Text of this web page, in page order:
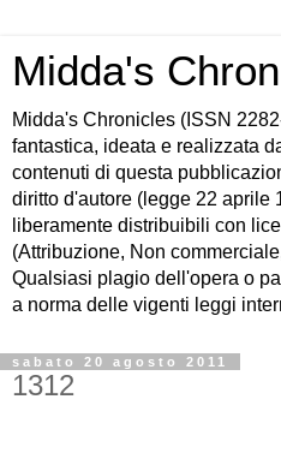
Midda's
Midda's Chronicles (ISSN
fantastica, ideata e realizzata
contenuti di questa
diritto d'autore (legge 22 aprile
liberamente distribuibili con
(Attribuzione, Non
Qualsiasi plagio dell'opera o
a norma delle vigenti leggi
sabato 20 agosto 2011
1312